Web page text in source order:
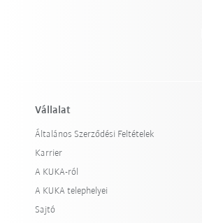
Vállalat
Általános Szerződési Feltételek
Karrier
A KUKA-ról
A KUKA telephelyei
Sajtó